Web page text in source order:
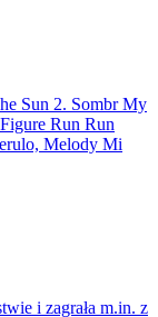
Sun 2. Sombr My
Run Run
Melody Mi
i zagrała m.in. z